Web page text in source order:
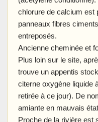
chlorure de calcium est
panneaux fibres
entreposés.
Ancienne cheminée et
Plus loin sur le site,
trouve un appentis
citerne oxygène liquide
retirée à ce jour). De
amiante en mauvais
Proche de la rivière est